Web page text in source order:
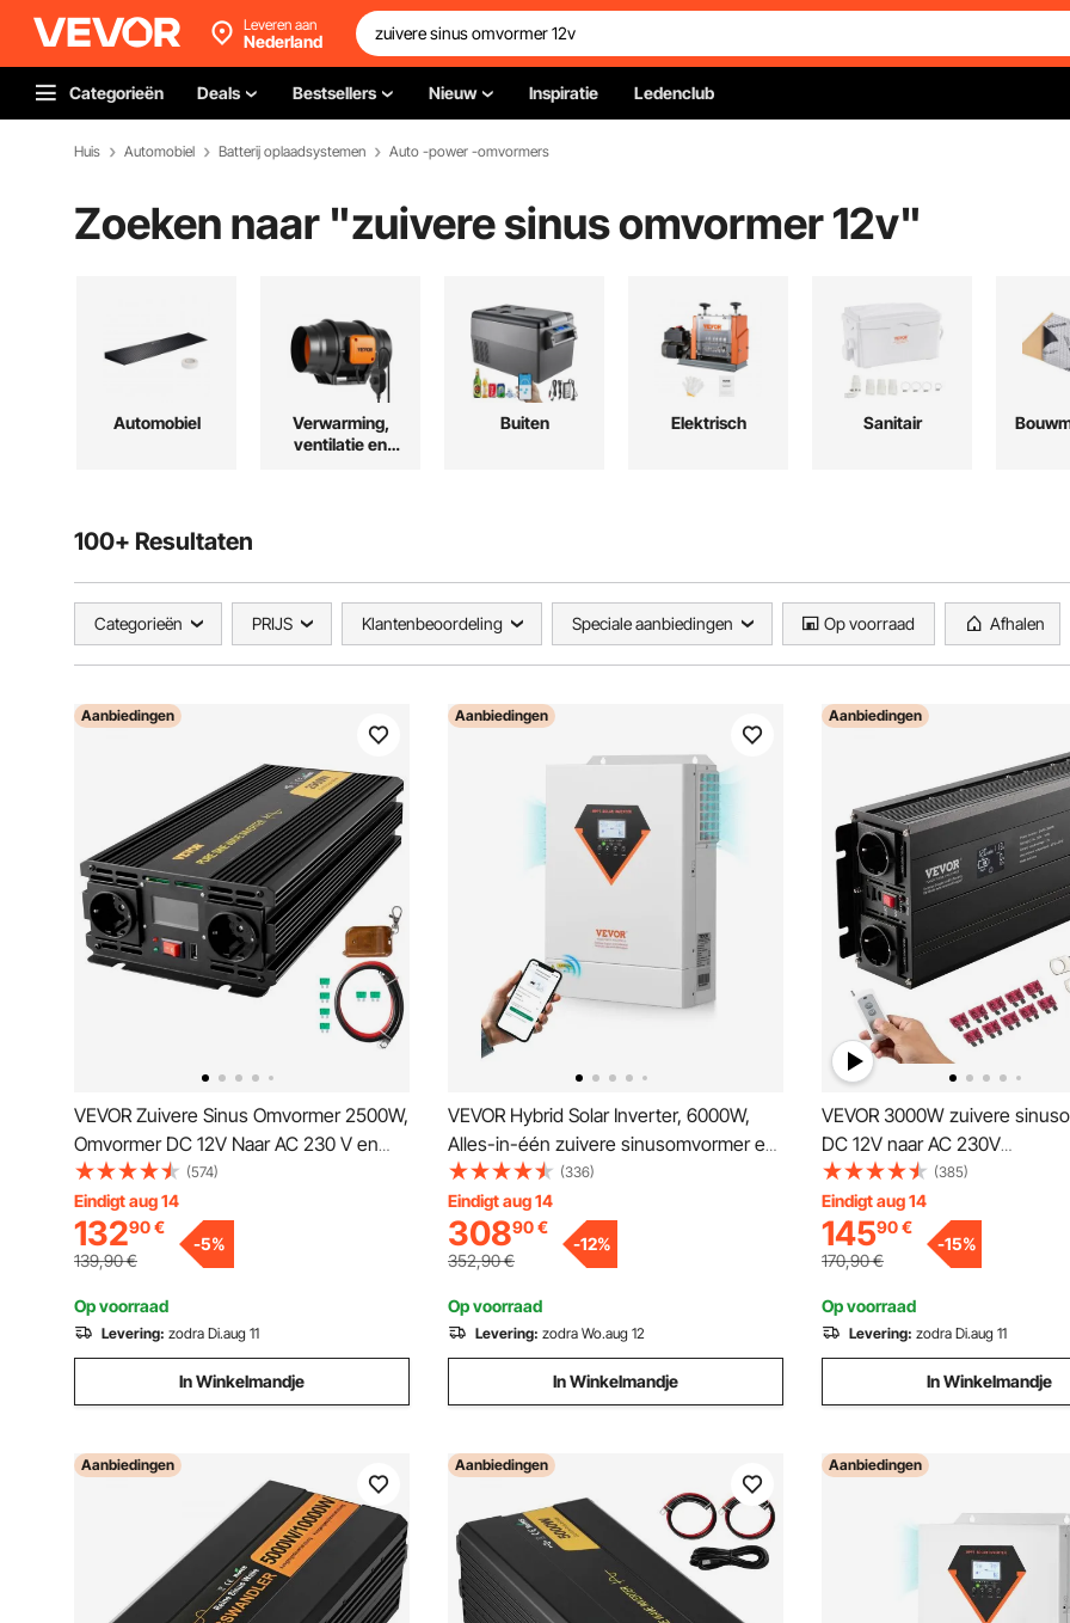
Leveren aan
Nederland
Categorieën Deals Bestsellers Nieuw Inspiratie Ledenclub
Huis Automobiel Batterij oplaadsystemen Auto -power -omvormers
Zoeken naar "zuivere sinus omvormer 12v"
Automobiel
Verwarming,
ventilatie en
Buiten Elektrisch Sanitair
100+ Resultaten
Categorieën PRIJS Klantenbeoordeling Speciale aanbiedingen Op voorraad Afhalen
Aanbiedingen
VEVOR Zuivere Sinus Omvormer 2500W,
Omvormer DC 12V Naar AC 230 V en
Monitor LCD, Pure Sinus Omvormer
Piekvermogen 5000W,
Spanningsomvormer Pure Sinus en
Afstandsbediening, Auto Omvormer
(574)
Eindigt aug 14
13290€
139,90€
-5%
Op voorraad
Levering: zodra Di.aug 11
In Winkelmandje
Aanbiedingen
VEVOR Hybrid Solar Inverter, 6000W,
Alles-in-één zuivere sinusomvormer en
-lader, 48V DC naar eenfasige
220/230V AC, met ingebouwde 120A
MPPT-zonnecontroller, voor off-grid
systemen met loodzuur-lithiumbatterijen
(336)
Eindigt aug 14
30890€
352,90€
-12%
Op voorraad
Levering: zodra Wo.aug 12
In Winkelmandje
Aanbiedingen
VEVOR 3000W zuivere
DC 12V naar AC 230V
spanningsomvormer met 2
stopcontacten, 2 USB-
C-poort, LCD-scherm en
afstandsbediening voor grote
(385)
Eindigt aug 14
14590€
170,90€
-15%
Op voorraad
Levering: zodra Di.aug 11
In Winkelmandje
Aanbiedingen Aanbiedingen Aanbiedingen